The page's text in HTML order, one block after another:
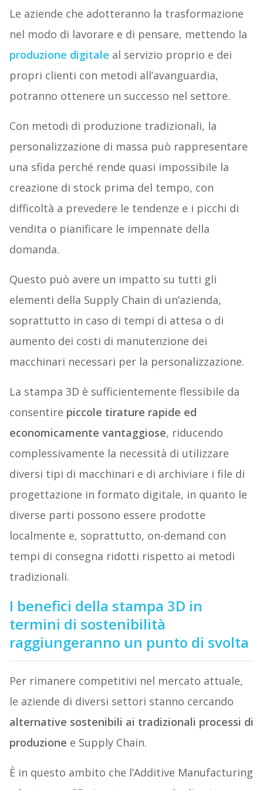
Le aziende che adotteranno la trasformazione
nel modo di lavorare e di pensare, mettendo la
produzione digitale al servizio proprio e dei
propri clienti con metodi all’avanguardia,
potranno ottenere un successo nel settore.
Con metodi di produzione tradizionali, la
personalizzazione di massa può rappresentare
una sfida perché rende quasi impossibile la
creazione di stock prima del tempo, con
difficoltà a prevedere le tendenze e i picchi di
vendita o pianificare le impennate della
domanda.
Questo può avere un impatto su tutti gli
elementi della Supply Chain di un’azienda,
soprattutto in caso di tempi di attesa o di
aumento dei costi di manutenzione dei
macchinari necessari per la personalizzazione.
La stampa 3D è sufficientemente flessibile da
consentire piccole tirature rapide ed
economicamente vantaggiose, riducendo
complessivamente la necessità di utilizzare
diversi tipi di macchinari e di archiviare i file di
progettazione in formato digitale, in quanto le
diverse parti possono essere prodotte
localmente e, soprattutto, on-demand con
tempi di consegna ridotti rispetto ai metodi
tradizionali.
I benefici della stampa 3D in
termini di sostenibilità
raggiungeranno un punto di svolta
Per rimanere competitivi nel mercato attuale,
le aziende di diversi settori stanno cercando
alternative sostenibili ai tradizionali processi di
produzione e Supply Chain.
È in questo ambito che l’Additive Manufacturing